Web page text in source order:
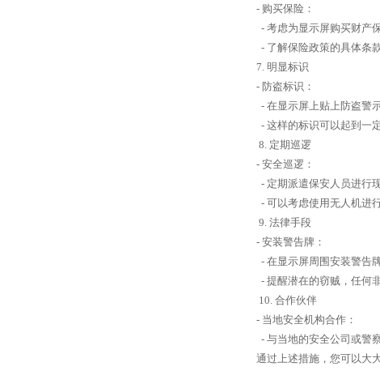
- 购买保险：
- 考虑为显示屏购买财产
- 了解保险政策的具体条
7. 明显标识
- 防盗标识：
- 在显示屏上贴上防盗警
- 这样的标识可以起到一
8. 定期巡逻
- 安全巡逻：
- 定期派遣保安人员进行
- 可以考虑使用无人机进
9. 法律手段
- 安装警告牌：
- 在显示屏周围安装警告
- 提醒潜在的窃贼，任何
10. 合作伙伴
- 当地安全机构合作：
- 与当地的安全公司或警
通过上述措施，您可以大